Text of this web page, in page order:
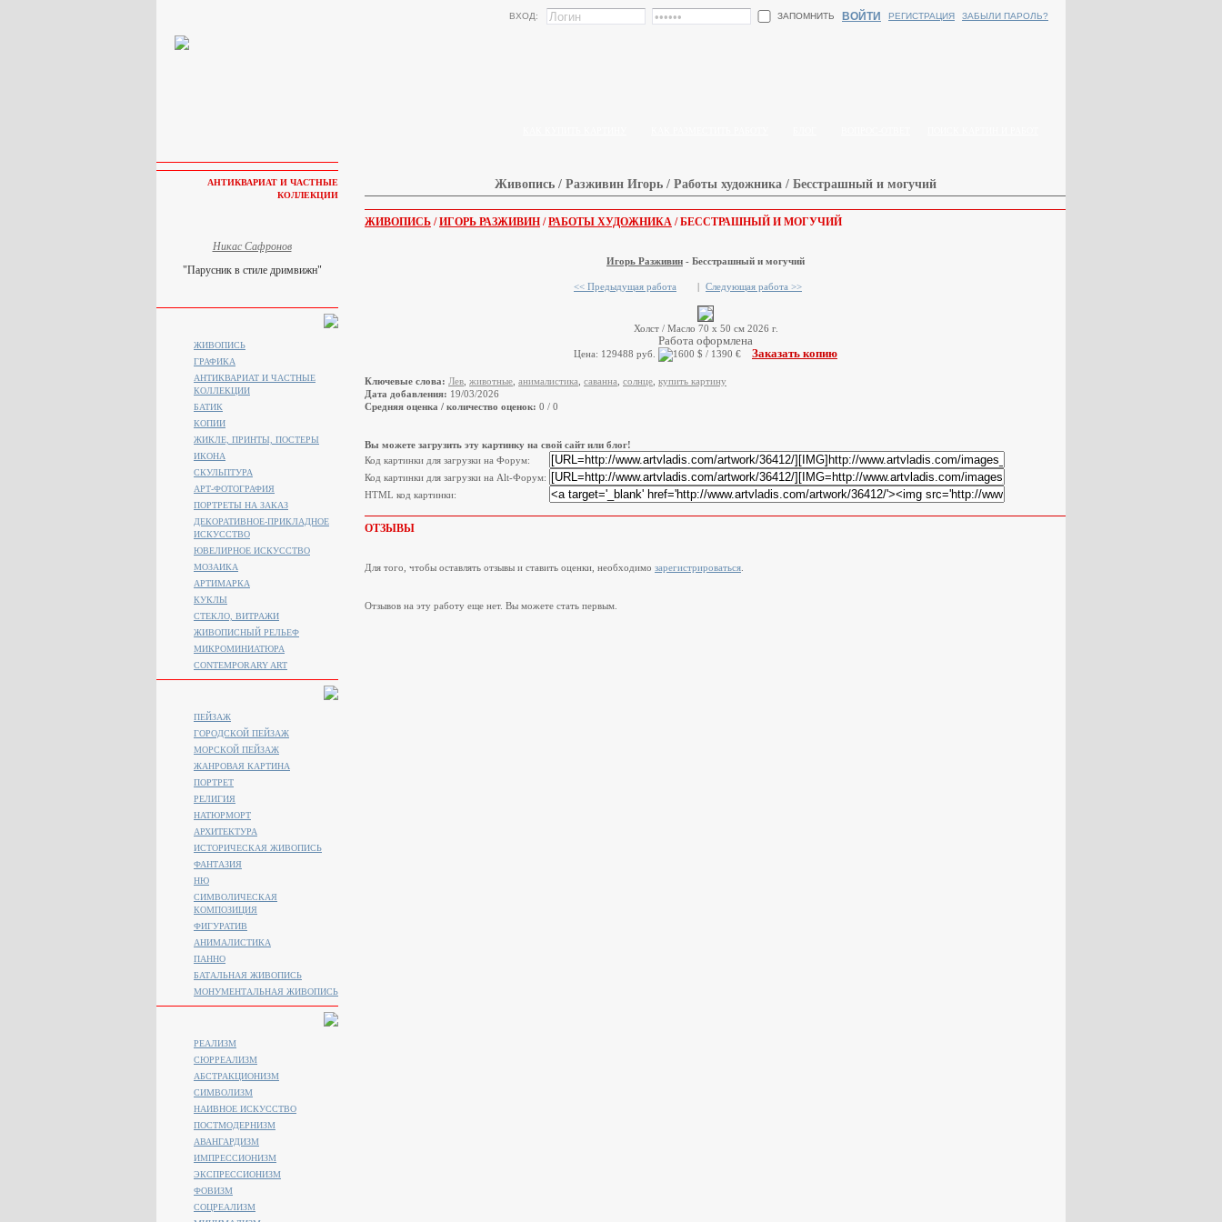
ВХОД: ЗАПОМНИТЬ ВОЙТИ РЕГИСТРАЦИЯ ЗАБЫЛИ ПАРОЛЬ?
Живопись / Разживин Игорь / Работы художника / Бесстрашный и могучий
ЖИВОПИСЬ /ИГОРЬ РАЗЖИВИН /РАБОТЫ ХУДОЖНИКА / БЕССТРАШНЫЙ И МОГУЧИЙ
Игорь Разживин - Бесстрашный и могучий
<< Предыдущая работа | Следующая работа >>
Холст / Масло 70 х 50 см 2026 г.
Работа оформлена
Цена: 129488 руб. Заказать копию
Ключевые слова: Лев животные анималистика саванна солнце купить картину
Дата добавления: 19/03/2026
Средняя оценка / количество оценок: 0 / 0
Вы можете загрузить эту картинку на свой сайт или блог!
Код картинки для загрузки на Форум:
Код картинки для загрузки на Alt-Форум:
HTML код картинки:
ОТЗЫВЫ
Для того, чтобы оставлять отзывы и ставить оценки, необходимо зарегистрироваться
Отзывов на эту работу еще нет. Вы можете стать первым.
АНТИКВАРИАТ И ЧАСТНЫЕ
КОЛЛЕКЦИИ
Никас Сафронов
"Парусник в стиле дримвижн"
ЖИВОПИСЬ
ГРАФИКА
АНТИКВАРИАТ И ЧАСТНЫЕ
КОЛЛЕКЦИИ
БАТИК
КОПИИ
ЖИКЛЕ, ПРИНТЫ, ПОСТЕРЫ
ИКОНА
СКУЛЬПТУРА
АРТ-ФОТОГРАФИЯ
ПОРТРЕТЫ НА ЗАКАЗ
ДЕКОРАТИВНОЕ-ПРИКЛАДНОЕ
ИСКУССТВО
ЮВЕЛИРНОЕ ИСКУССТВО
МОЗАИКА
АРТИМАРКА
КУКЛЫ
СТЕКЛО, ВИТРАЖИ
ЖИВОПИСНЫЙ РЕЛЬЕФ
МИКРОМИНИАТЮРА
CONTEMPORARY ART
ПЕЙЗАЖ
ГОРОДСКОЙ ПЕЙЗАЖ
МОРСКОЙ ПЕЙЗАЖ
ЖАНРОВАЯ КАРТИНА
ПОРТРЕТ
РЕЛИГИЯ
НАТЮРМОРТ
АРХИТЕКТУРА
ИСТОРИЧЕСКАЯ ЖИВОПИСЬ
ФАНТАЗИЯ
НЮ
СИМВОЛИЧЕСКАЯ
КОМПОЗИЦИЯ
ФИГУРАТИВ
АНИМАЛИСТИКA
ПАННО
БАТАЛЬНАЯ ЖИВОПИСЬ
МОНУМЕНТАЛЬНАЯ ЖИВОПИСЬ
РЕАЛИЗМ
СЮРРЕАЛИЗМ
АБСТРАКЦИОНИЗМ
СИМВОЛИЗМ
НАИВНОЕ ИСКУССТВО
ПОСТМОДЕРНИЗМ
АВАНГАРДИЗМ
ИМПРЕССИОНИЗМ
ЭКСПРЕССИОНИЗМ
ФОВИЗМ
СОЦРЕАЛИЗМ